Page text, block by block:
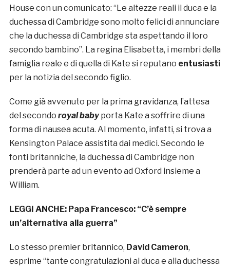
House con un comunicato: “Le altezze reali il duca e la
duchessa di Cambridge sono molto felici di annunciare
che la duchessa di Cambridge sta aspettando il loro
secondo bambino”. La regina Elisabetta, i membri della
famiglia reale e di quella di Kate si reputano entusiasti
per la notizia del secondo figlio.
Come già avvenuto per la prima gravidanza, l’attesa
del secondo royal babyporta Kate a soffrire di una
forma di nausea acuta. Al momento, infatti, si trova a
Kensington Palace assistita dai medici. Secondo le
fonti britanniche, la duchessa di Cambridge non
prenderà parte ad un evento ad Oxford insieme a
William.
LEGGI ANCHE: Papa Francesco: “C’è sempre
un’alternativa alla guerra”
Lo stesso premier britannico, David Cameron,
esprime “tante congratulazioni al duca e alla duchessa